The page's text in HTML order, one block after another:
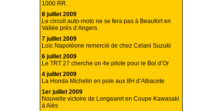
1000 RR.
8 juillet 2009
Le circuit auto-moto ne se fera pas à Beaufort en
Vallée près d’Angers
7 juillet 2009
Loïc Napoléone remercié de chez Celani Suzuki
6 juillet 2009
Le TRT 27 cherche un 4e pilote pour le Bol d’Or
4 juillet 2009
La Honda Michelin en pole aux 8H d’Albacete
1er juillet 2009
Nouvelle victoire de Longearet en Coupe Kawasaki
à Alès